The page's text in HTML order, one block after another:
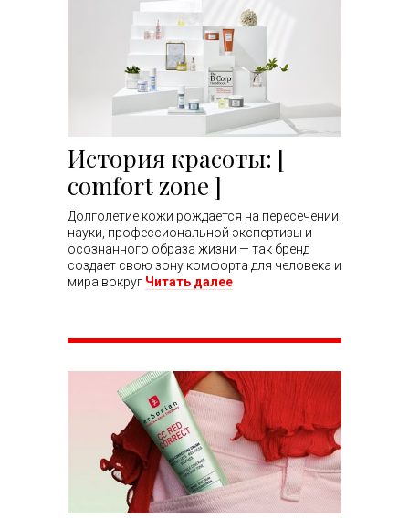
История красоты: [
comfort zone ]
Долголетие кожи рождается на пересечении
науки, профессиональной экспертизы и
осознанного образа жизни — так бренд
создает свою зону комфорта для человека и
мира вокруг Читать далее